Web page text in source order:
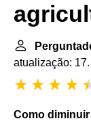
atualização:
Como